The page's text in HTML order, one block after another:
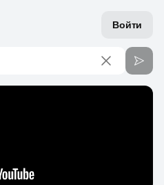
Войти